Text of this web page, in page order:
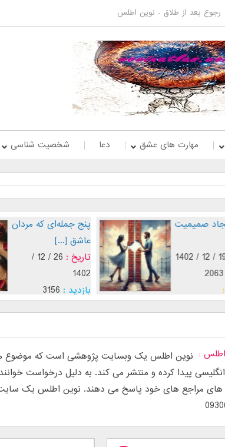
رجوع بعد از طلاق - نوین اطلس
مهارت های عشق دعا شخصیت شناسی
موانع ایجاد صمیمیت
در [...]
تاریخ :19 / 12 / 1402
بازدید :2063
موضوع :
نوین اطلس یک وبسایت پژوهشی است که موضوع
مراجع های خود پاسخ می دهند. نوین اطلس یک سایت